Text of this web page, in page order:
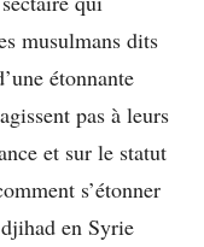
musulmans dits
étonnante
pas à leurs
et sur le statut
s’étonner
en Syrie